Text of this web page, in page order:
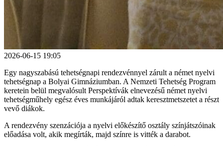
2026-06-15 19:05
Egy nagyszabású tehetségnapi rendezvénnyel zárult a német nyelvi
tehetségnap a Bolyai Gimnáziumban. A Nemzeti Tehetség Program
keretein belül megvalósult Perspektívák elnevezésű német nyelvi
tehetségműhely egész éves munkájáról adtak keresztmetszetet a részt
vevő diákok.
A rendezvény szenzációja a nyelvi előkészítő osztály színjátszóinak
előadása volt, akik megírták, majd színre is vitték a darabot.